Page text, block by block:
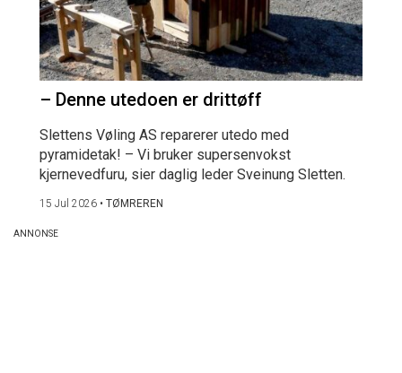
– Denne utedoen er drittøff
Slettens Vøling AS reparerer utedo med
pyramidetak! – Vi bruker supersenvokst
kjernevedfuru, sier daglig leder Sveinung Sletten.
15 Jul 2026 • TØMREREN